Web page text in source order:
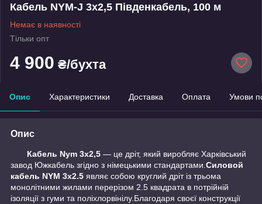
Кабель NYM-J 3х2,5 Південкабель, 100 м
Немає в наявності
Тільки опт
4 900 ₴/бухта
Опис Характеристики Доставка Оплата Умови
Опис
Кабель Nym 3х2,5 — це дріт, який виробляє Харківський
завод Южкабель згідно з німецькими стандартами. Силовой
кабель NYM 3х2.5 являє собою круглий дріт із трьома
монолітними жилами перерізом 2.5 квадрата в потрійній
ізоляції з гуми та поліхлорвінілу.Благодаря своєї конструкції